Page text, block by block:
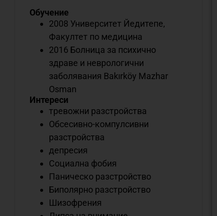
Обучение
2008 Университет Йедитепе,
Факултет по медицина
2016 Болница за психично
здраве и неврологични
заболявания Bakırköy Mazhar
Osman
Интереси
тревожни разстройства
Обсесивно-компулсивни
разстройства
депресия
Социална фобия
Паническо разстройство
Биполярно разстройство
Шизофрения